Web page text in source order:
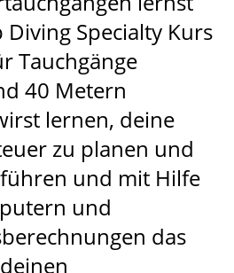
Diving Specialty Kurs
Tauchgänge
40 Metern
lernen, deine
zu planen und
und mit Hilfe
und
das